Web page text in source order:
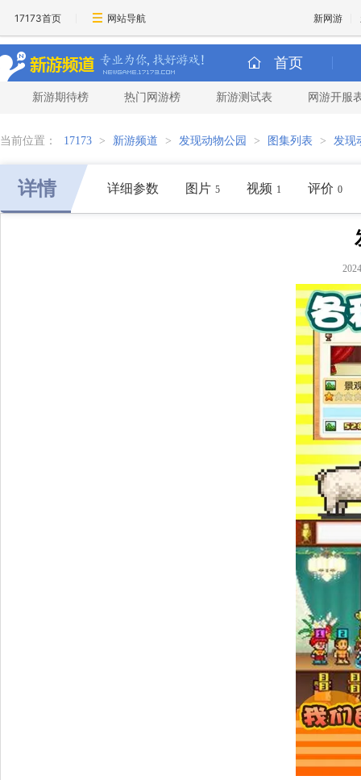
17173首页 网站导航 新网游
首页
新游期待榜 热门网游榜 新游测试表 网游开服
当前位置： 17173 > 新游频道 > 发现动物公园 > 图集列表 > 发现
详情 详细参数 图片 5 视频 1 评价 0